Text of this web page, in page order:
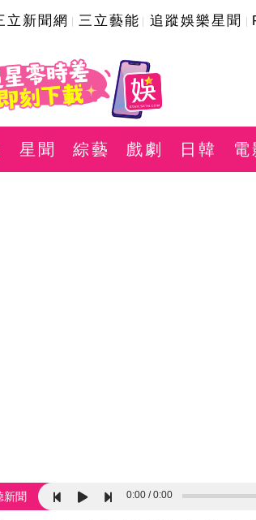
立新聞網 三立藝能 追蹤娛樂星聞
星聞 綜藝 戲劇 日韓 電
新聞 0:00 0:00